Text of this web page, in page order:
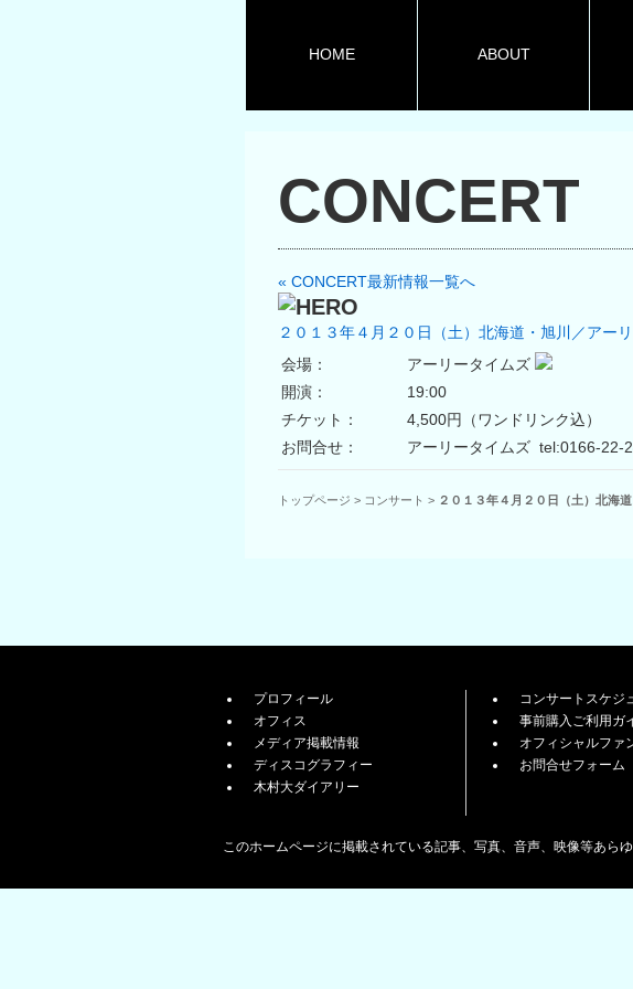
HOME ABOUT
CONCERT
« CONCERT最新情報一覧へ
２０１３年４月２０日（土）北海道・旭川／アー
会場：
アーリータイムズ
開演：
19:00
チケット：
4,500円（ワンドリンク込）
お問合せ：
アーリータイムズ tel:0166-22-
トップページ > コンサート > ２０１３年４月２０日（土）北海
プロフィール
オフィス
メディア掲載情報
ディスコグラフィー
木村大ダイアリー
コンサートスケジ
事前購入ご利用ガ
オフィシャルファ
お問合せフォーム
このホームページに掲載されている記事、写真、音声、映像等あら